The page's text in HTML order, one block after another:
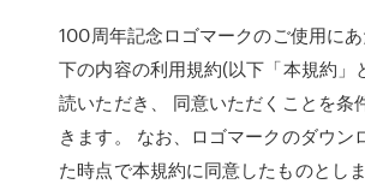
100周年記念ロゴマークのご使用に
下の内容の利用規約(以下「本規約」
読いただき、 同意いただくことを条
きます。 なお、ロゴマークのダウン
た時点で本規約に同意したものとし